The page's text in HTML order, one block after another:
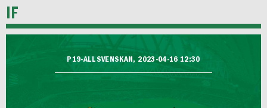
F19
FUTSAL HERR
IF
P19-ALLSVENSKAN, 2023-04-16 12:30